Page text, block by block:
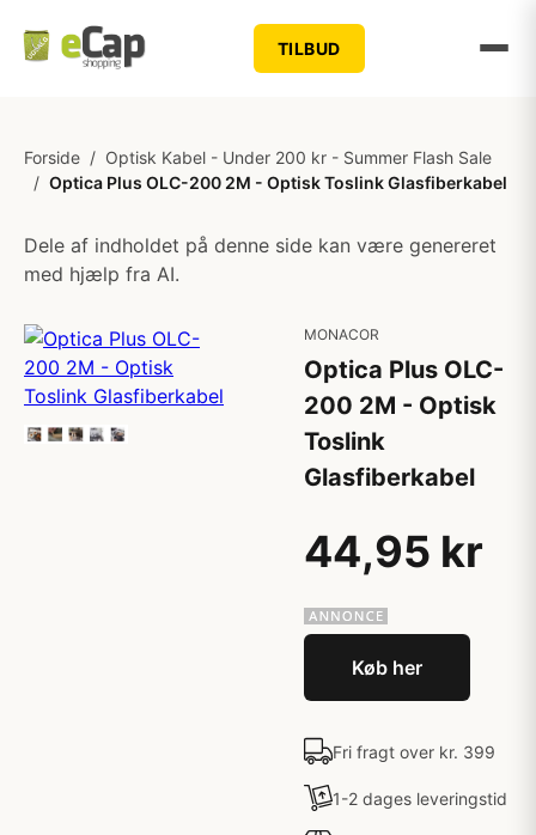
TILBUD
Forside / Optisk Kabel - Under 200 kr - Summer Flash Sale
/ Optica Plus OLC-200 2M - Optisk Toslink Glasfiberkabel
Dele af indholdet på denne side kan være genereret
med hjælp fra AI.
MONACOR
Optica Plus OLC-
200 2M - Optisk
Toslink
Glasfiberkabel
44,95 kr
Køb her
Fri fragt over kr. 399
1-2 dages leveringstid